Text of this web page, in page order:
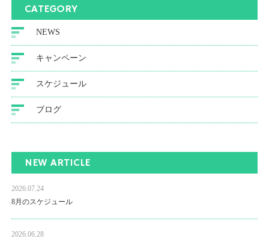
CATEGORY
NEWS
キャンペーン
スケジュール
ブログ
NEW ARTICLE
2026.07.24
8月のスケジュール
2026.06.28